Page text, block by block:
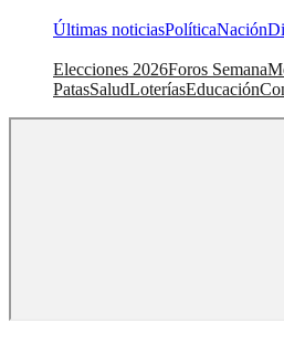
Últimas noticiasPolíticaNación
Elecciones 2026Foros Semana
PatasSaludLoteríasEducación